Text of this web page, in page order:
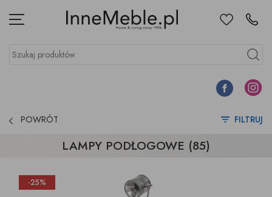
Menu UlubioneKontakt
Szukaj produktów
Szukaj
Facebook
POWRÓT FILTRUJ
LAMPY PODŁOGOWE (85)
-25%